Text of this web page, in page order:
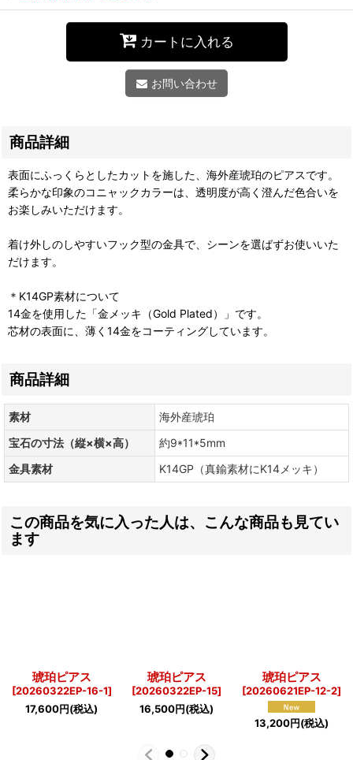
カートに入れる
お問い合わせ
商品詳細
表面にふっくらとしたカットを施した、海外産琥珀のピアスです。
柔らかな印象のコニャックカラーは、透明度が高く澄んだ色合いを
お楽しみいただけます。
着け外しのしやすいフック型の金具で、シーンを選ばずお使いいた
だけます。
＊K14GP素材について
14金を使用した「金メッキ（Gold Plated）」です。
芯材の表面に、薄く14金をコーティングしています。
商品詳細
素材
海外産琥珀
宝石の寸法（縦×横×高）
約9*11*5mm
金具素材
K14GP（真鍮素材にK14メッキ）
この商品を気に入った人は、こんな商品も見てい
ます
琥珀ピアス
[20260322EP-16-1]
17,600円(税込)
琥珀ピアス
[20260322EP-15]
16,500円(税込)
琥珀ピアス
[20260621EP-12-2]
13,200円(税込)